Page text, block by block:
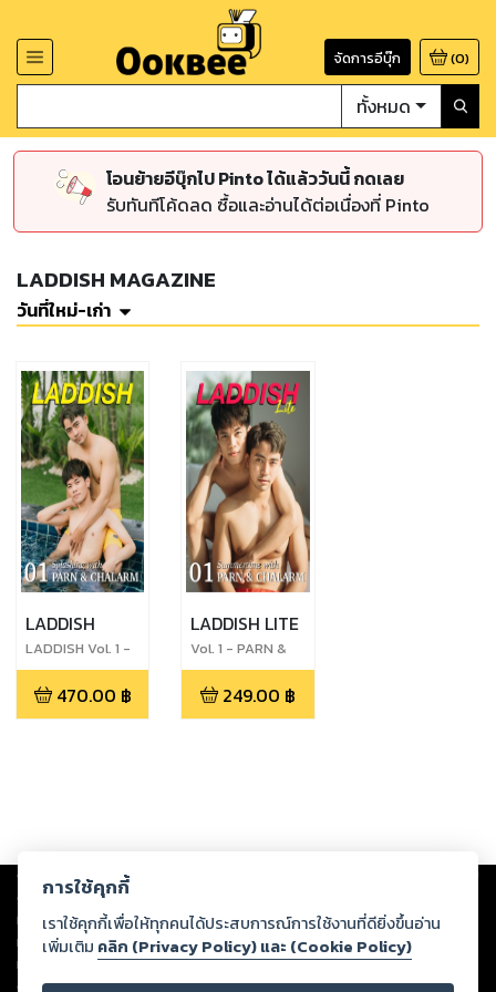
จัดการอีบุ๊ก (0)
ทั้งหมด
โอนย้ายอีบุ๊กไป Pinto ได้แล้ววันนี้ กดเลย
รับทันทีโค้ดลด ซื้อและอ่านได้ต่อเนื่องที่ Pinto
LADDISH MAGAZINE
วันที่ใหม่-เก่า
LADDISH
LADDISH Vol. 1 -
PARN &
CHALARM
470.00 ฿
LADDISH LITE
Vol. 1 - PARN &
CHALARM
249.00 ฿
Copyright © 2026
ต่อผลงานหรือเนื้อหาใดที่อัปโหลดผ่านเว็บไซต์และปรากฏว่าละเมิดสิทธิใน
ทรัพย์สินทางปัญญาของบุคคลอื่นหรือขัดต่อกฎหมายและศีลธรรม ดังนั้น ผู้อ่าน
ทุกท่านโปรดใช้วิจารณญาณในการกลั่นกรองด้วยตนเอง และหากท่านพบว่าส่วน
หนึ่งส่วนใดขัดต่อกฎหมายและศีลธรรม กรุณาแจ้งมายังบริษัท เพื่อทีมงานจะได้
ดำเนินการในทันที ทั้งนี้ ทางสตอรี่ล็อกขอสงวนลิขสิทธิ์ตามพระราชบัญญัติ
การใช้คุกกี้
เราใช้คุกกี้เพื่อให้ทุกคนได้ประสบการณ์การใช้งานที่ดียิ่งขึ้นอ่าน
เพิ่มเติม คลิก (Privacy Policy) และ (Cookie Policy)